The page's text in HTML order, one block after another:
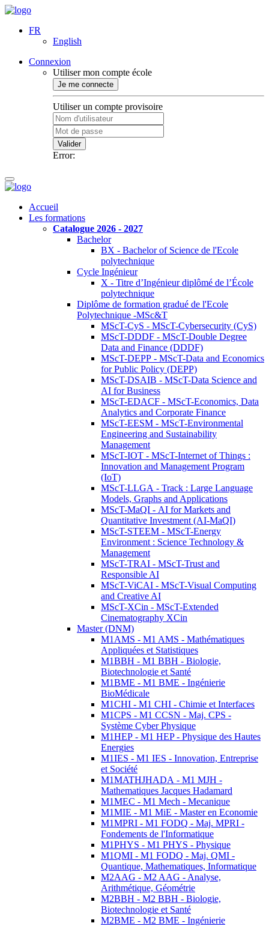
FR
English
Connexion
Utiliser mon compte école
Je me connecte
Utiliser un compte provisoire
Valider
Error:
Accueil
Les formations
Catalogue 2026 - 2027
Bachelor
BX - Bachelor of Science de l'Ecole
polytechnique
Cycle Ingénieur
X - Titre d’Ingénieur diplômé de l’École
polytechnique
Diplôme de formation gradué de l'Ecole
Polytechnique -MSc&T
MScT-CyS - MScT-Cybersecurity (CyS)
MScT-DDDF - MScT-Double Degree
Data and Finance (DDDF)
MScT-DEPP - MScT-Data and Economics
for Public Policy (DEPP)
MScT-DSAIB - MScT-Data Science and
AI for Business
MScT-EDACF - MScT-Economics, Data
Analytics and Corporate Finance
MScT-EESM - MScT-Environmental
Engineering and Sustainability
Management
MScT-IOT - MScT-Internet of Things :
Innovation and Management Program
(IoT)
MScT-LLGA - Track : Large Language
Models, Graphs and Applications
MScT-MaQI - AI for Markets and
Quantitative Investment (AI-MaQI)
MScT-STEEM - MScT-Energy
Environment : Science Technology &
Management
MScT-TRAI - MScT-Trust and
Responsible AI
MScT-ViCAI - MScT-Visual Computing
and Creative AI
MScT-XCin - MScT-Extended
Cinematography XCin
Master (DNM)
M1AMS - M1 AMS - Mathématiques
Appliquées et Statistiques
M1BBH - M1 BBH - Biologie,
Biotechnologie et Santé
M1BME - M1 BME - Ingénierie
BioMédicale
M1CHI - M1 CHI - Chimie et Interfaces
M1CPS - M1 CCSN - Maj. CPS -
Système Cyber Physique
M1HEP - M1 HEP - Physique des Hautes
Energies
M1IES - M1 IES - Innovation, Entreprise
et Société
M1MATHJHADA - M1 MJH -
Mathematiques Jacques Hadamard
M1MEC - M1 Mech - Mecanique
M1MIE - M1 MiE - Master en Economie
M1MPRI - M1 FODQ - Maj. MPRI -
Fondements de l'Informatique
M1PHYS - M1 PHYS - Physique
M1QMI - M1 FODQ - Maj. QMI -
Quantique, Mathematiques, Informatique
M2AAG - M2 AAG - Analyse,
Arithmétique, Géométrie
M2BBH - M2 BBH - Biologie,
Biotechnologie et Santé
M2BME - M2 BME - Ingénierie